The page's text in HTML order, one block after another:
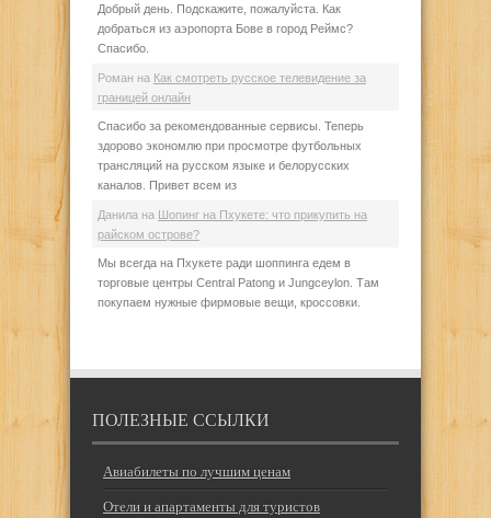
Добрый день. Подскажите, пожалуйста. Как
добраться из аэропорта Бове в город Реймс?
Спасибо.
Роман на Как смотреть русское телевидение за
границей онлайн
Спасибо за рекомендованные сервисы. Теперь
здорово экономлю при просмотре футбольных
трансляций на русском языке и белорусских
каналов. Привет всем из
Данила на Шопинг на Пхукете: что прикупить на
райском острове?
Мы всегда на Пхукете ради шоппинга едем в
торговые центры Central Patong и Jungceylon. Там
покупаем нужные фирмовые вещи, кроссовки.
ПОЛЕЗНЫЕ ССЫЛКИ
Авиабилеты по лучшим ценам
Отели и апартаменты для туристов